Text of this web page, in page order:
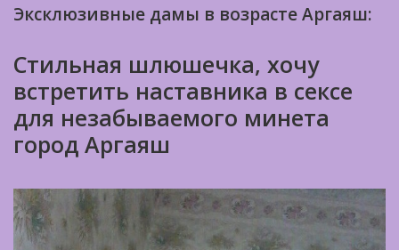
Эксклюзивные дамы в возрасте Аргаяш:
Стильная шлюшечка, хочу
встретить наставника в сексе
для незабываемого минета
город Аргаяш